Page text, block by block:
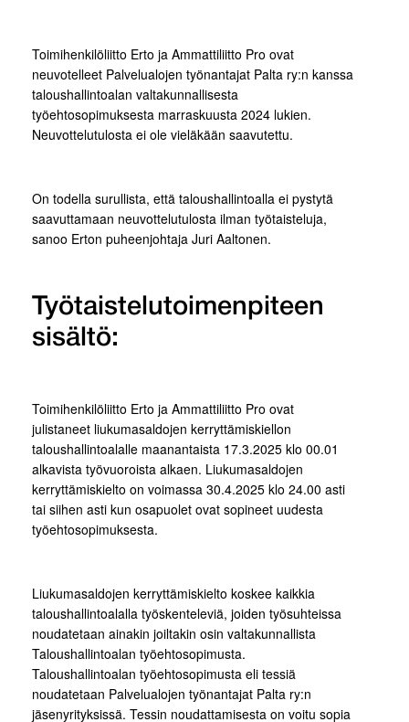
Toimihenkilöliitto Erto ja Ammattiliitto Pro ovat
neuvotelleet Palvelualojen työnantajat Palta ry:n kanssa
taloushallintoalan valtakunnallisesta
työehtosopimuksesta marraskuusta 2024 lukien.
Neuvottelutulosta ei ole vieläkään saavutettu.
On todella surullista, että taloushallintoalla ei pystytä
saavuttamaan neuvottelutulosta ilman työtaisteluja,
sanoo Erton puheenjohtaja Juri Aaltonen.
Työtaistelutoimenpiteen
sisältö:
Toimihenkilöliitto Erto ja Ammattiliitto Pro ovat
julistaneet liukumasaldojen kerryttämiskiellon
taloushallintoalalle maanantaista 17.3.2025 klo 00.01
alkavista työvuoroista alkaen. Liukumasaldojen
kerryttämiskielto on voimassa 30.4.2025 klo 24.00 asti
tai siihen asti kun osapuolet ovat sopineet uudesta
työehtosopimuksesta.
Liukumasaldojen kerryttämiskielto koskee kaikkia
taloushallintoalalla työskenteleviä, joiden työsuhteissa
noudatetaan ainakin joiltakin osin valtakunnallista
Taloushallintoalan työehtosopimusta.
Taloushallintoalan työehtosopimusta eli tessiä
noudatetaan Palvelualojen työnantajat Palta ry:n
jäsenyrityksissä. Tessin noudattamisesta on voitu sopia